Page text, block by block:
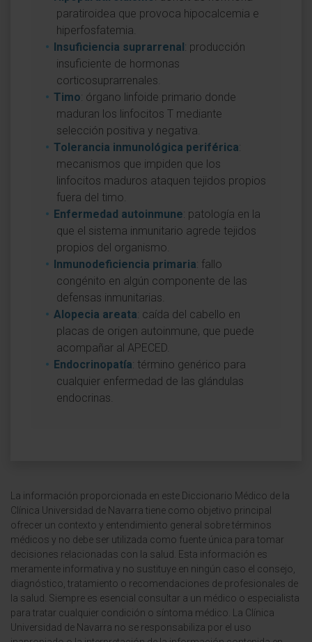
paratiroidea que provoca hipocalcemia e
hiperfosfatemia.
Insuficiencia suprarrenal: producción
insuficiente de hormonas
corticosuprarrenales.
Timo: órgano linfoide primario donde
maduran los linfocitos T mediante
selección positiva y negativa.
Tolerancia inmunológica periférica:
mecanismos que impiden que los
linfocitos maduros ataquen tejidos propios
fuera del timo.
Enfermedad autoinmune: patología en la
que el sistema inmunitario agrede tejidos
propios del organismo.
Inmunodeficiencia primaria: fallo
congénito en algún componente de las
defensas inmunitarias.
Alopecia areata: caída del cabello en
placas de origen autoinmune, que puede
acompañar al APECED.
Endocrinopatía: término genérico para
cualquier enfermedad de las glándulas
endocrinas.
La información proporcionada en este Diccionario Médico de la
Clínica Universidad de Navarra tiene como objetivo principal
ofrecer un contexto y entendimiento general sobre términos
médicos y no debe ser utilizada como fuente única para tomar
decisiones relacionadas con la salud. Esta información es
meramente informativa y no sustituye en ningún caso el consejo,
diagnóstico, tratamiento o recomendaciones de profesionales de
la salud. Siempre es esencial consultar a un médico o especialista
para tratar cualquier condición o síntoma médico. La Clínica
Universidad de Navarra no se responsabiliza por el uso